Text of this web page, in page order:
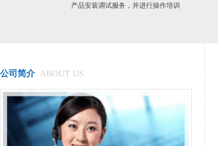
产品安装调试服务，并进行操作培训
公司简介 ABOUT US